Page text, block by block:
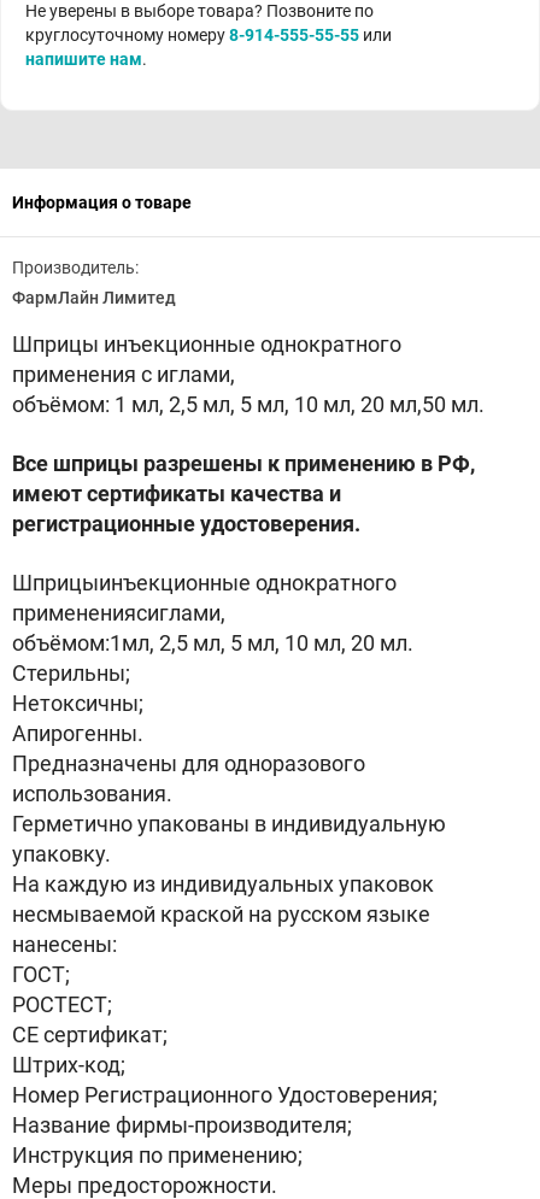
Не уверены в выборе товара? Позвоните по
круглосуточному номеру8-914-555-55-55 или
напишите нам.
Информация о товаре
Производитель:
ФармЛайн Лимитед
Шприцы инъекционные однократного
применения с иглами,
объёмом: 1 мл, 2,5 мл, 5 мл, 10 мл, 20 мл,50 мл.
Все шприцы разрешены к применению в РФ,
имеют сертификаты качества и
регистрационные удостоверения.
Шприцыинъекционные однократного
применениясиглами,
объёмом:1мл, 2,5 мл, 5 мл, 10 мл, 20 мл.
Стерильны;
Нетоксичны;
Апирогенны.
Предназначены для одноразового
использования.
Герметично упакованы в индивидуальную
упаковку.
На каждую из индивидуальных упаковок
несмываемой краской на русском языке
нанесены:
ГОСТ;
РОСТЕСТ;
СЕ сертификат;
Штрих-код;
Номер Регистрационного Удостоверения;
Название фирмы-производителя;
Инструкция по применению;
Меры предосторожности.